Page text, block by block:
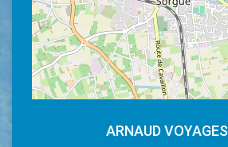
ARNAUD VOYAGES